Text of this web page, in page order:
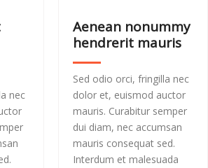
nec
Aenean nonummy
hendrerit mauris
Sed odio orci, fringilla nec
dolor et, euismod auctor
mauris. Curabitur semper
dui diam, nec accumsan
mauris consequat sed.
Interdum et malesuada